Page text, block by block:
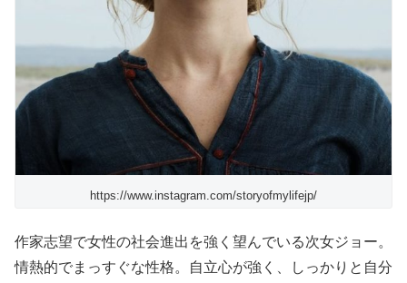
https://www.instagram.com/storyofmylifejp/
作家志望で女性の社会進出を強く望んでいる次女ジョー。
情熱的でまっすぐな性格。自立心が強く、しっかりと自分